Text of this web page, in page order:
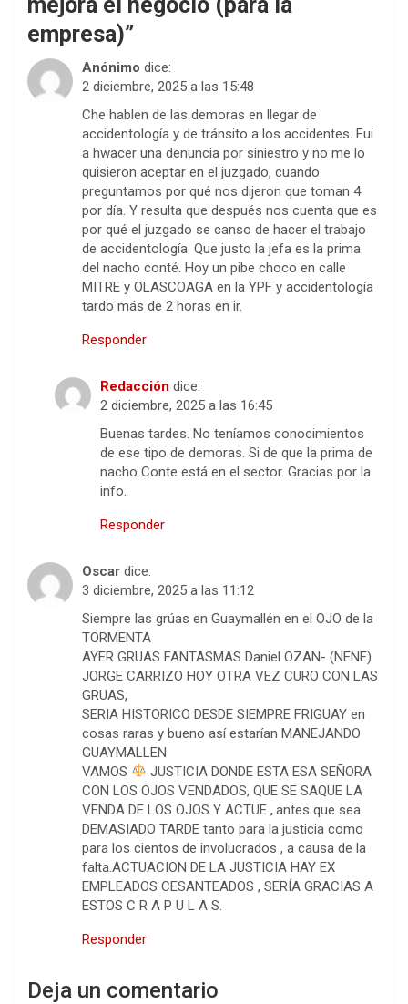
empresa)”
Anónimo dice:
2 diciembre, 2025 a las 15:48
Che hablen de las demoras en llegar de
accidentología y de tránsito a los accidentes. Fui
a hwacer una denuncia por siniestro y no me lo
quisieron aceptar en el juzgado, cuando
preguntamos por qué nos dijeron que toman 4
por día. Y resulta que después nos cuenta que es
por qué el juzgado se canso de hacer el trabajo
de accidentología. Que justo la jefa es la prima
del nacho conté. Hoy un pibe choco en calle
MITRE y OLASCOAGA en la YPF y accidentología
tardo más de 2 horas en ir.
Responder
Redacción dice:
2 diciembre, 2025 a las 16:45
Buenas tardes. No teníamos conocimientos
de ese tipo de demoras. Si de que la prima de
nacho Conte está en el sector. Gracias por la
info.
Responder
Oscar dice:
3 diciembre, 2025 a las 11:12
Siempre las grúas en Guaymallén en el OJO de la
TORMENTA
AYER GRUAS FANTASMAS Daniel OZAN- (NENE)
JORGE CARRIZO HOY OTRA VEZ CURO CON LAS
GRUAS,
SERIA HISTORICO DESDE SIEMPRE FRIGUAY en
cosas raras y bueno así estarían MANEJANDO
GUAYMALLEN
VAMOS
JUSTICIA DONDE ESTA ESA SEÑORA
CON LOS OJOS VENDADOS, QUE SE SAQUE LA
VENDA DE LOS OJOS Y ACTUE ,.antes que sea
DEMASIADO TARDE tanto para la justicia como
para los cientos de involucrados , a causa de la
falta.ACTUACION DE LA JUSTICIA HAY EX
EMPLEADOS CESANTEADOS , SERÍA GRACIAS A
ESTOS C R A P U L A S.
Responder
Deja un comentario